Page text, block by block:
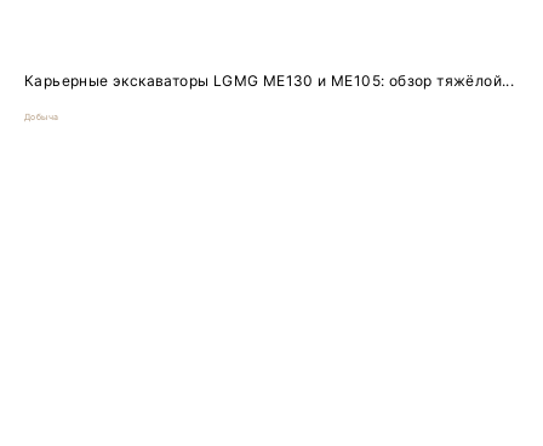
Карьерные экскаваторы LGMG ME130 и ME105: обзор тяжёлой...
Добыча